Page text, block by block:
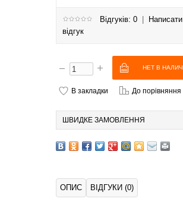
Відгуків: 0
Написати
відгук
В закладки До порівняння
ШВИДКЕ ЗАМОВЛЕННЯ
ОПИС ВІДГУКИ (0)